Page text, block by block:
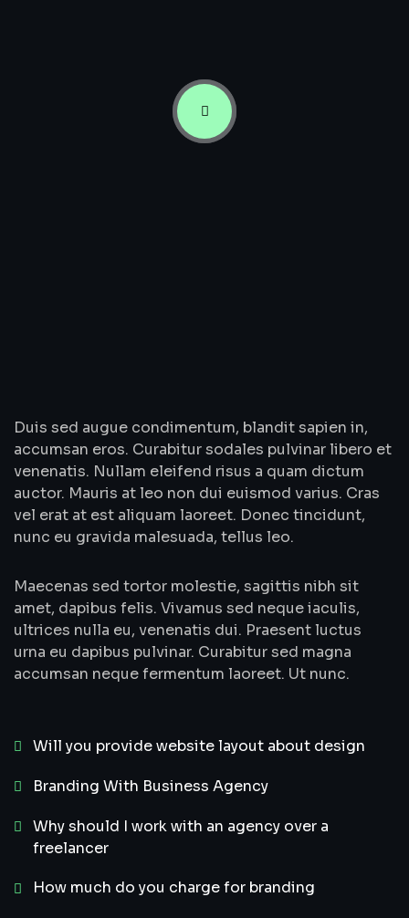
Duis sed augue condimentum, blandit sapien in,
accumsan eros. Curabitur sodales pulvinar libero et
venenatis. Nullam eleifend risus a quam dictum
auctor. Mauris at leo non dui euismod varius. Cras
vel erat at est aliquam laoreet. Donec tincidunt,
nunc eu gravida malesuada, tellus leo.
Maecenas sed tortor molestie, sagittis nibh sit
amet, dapibus felis. Vivamus sed neque iaculis,
ultrices nulla eu, venenatis dui. Praesent luctus
urna eu dapibus pulvinar. Curabitur sed magna
accumsan neque fermentum laoreet. Ut nunc.
Will you provide website layout about design
Branding With Business Agency
Why should I work with an agency over a
freelancer
How much do you charge for branding